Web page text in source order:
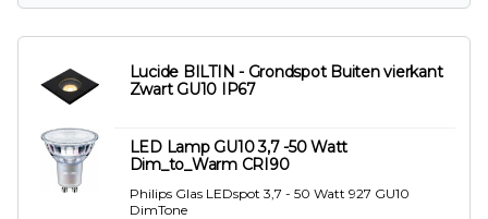
Lucide BILTIN - Grondspot Buiten vierkant
Zwart GU10 IP67
LED Lamp GU10 3,7 -50 Watt
Dim_to_Warm CRI90
Philips Glas LEDspot 3,7 - 50 Watt 927 GU10
DimTone